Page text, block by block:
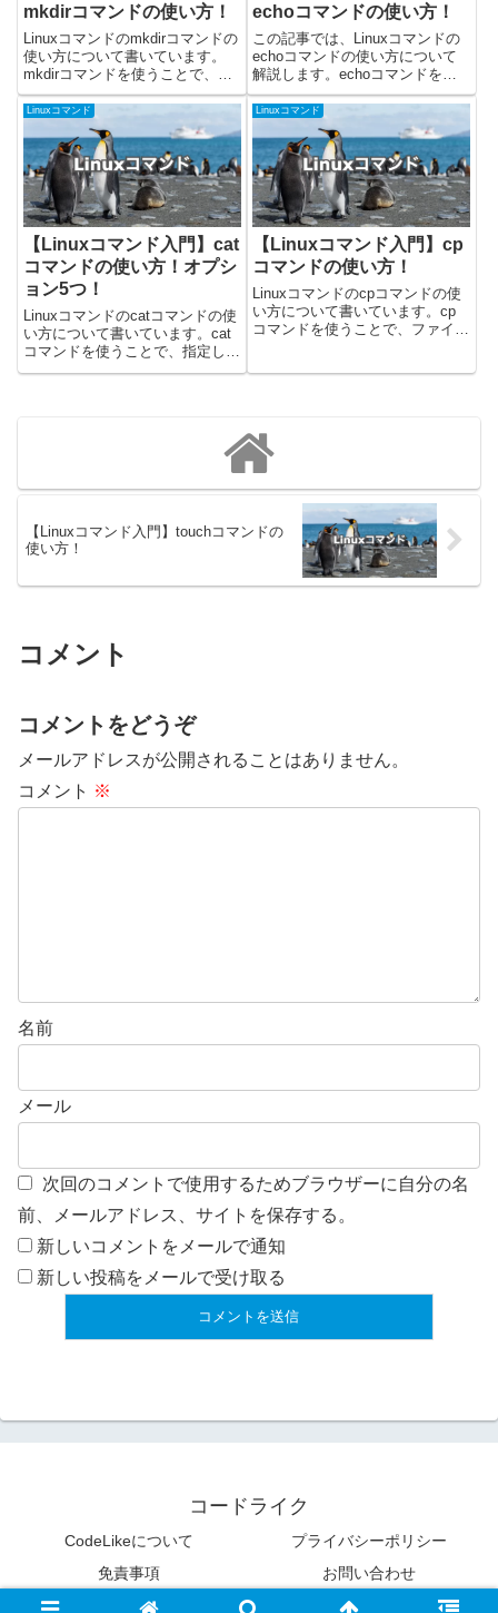
mkdirコマンドの使い方！
Linuxコマンドのmkdirコマンドの
使い方について書いています。
mkdirコマンドを使うことで、デ
ィレクトリを作成することができ
ます。今回載せているコマンドは
Ubuntuの22.04.2で確認しまし
た！mkdirコマンドの使い方
mkdi...
echoコマンドの使い方！
この記事では、Linuxコマンドの
echoコマンドの使い方について
解説します。echoコマンドを使
うことで、文字列や変数の内容を
画面に出力することができます。
環境変数の内容を確認したり、シ
ェルスクリプト中に画面に出力し
たりするときに使用しま...
Linuxコマンド
【Linuxコマンド入門】cat
コマンドの使い方！オプシ
ョン5つ！
Linuxコマンドのcatコマンドの使
い方について書いています。cat
コマンドを使うことで、指定した
パスのファイルの内容を表示する
Linuxコマンド
【Linuxコマンド入門】cp
コマンドの使い方！
Linuxコマンドのcpコマンドの使
い方について書いています。cp
コマンドを使うことで、ファイル
【Linuxコマンド入門】touchコマンドの
使い方！
コメント
コメントをどうぞ
メールアドレスが公開されることはありません。
コメント ※
名前
メール
次回のコメントで使用するためブラウザーに自分の名
前、メールアドレス、サイトを保存する。
新しいコメントをメールで通知
新しい投稿をメールで受け取る
コードライク
CodeLikeについて
プライバシーポリシー
免責事項
お問い合わせ